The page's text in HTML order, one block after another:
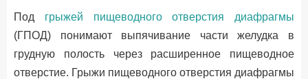
Под грыжей пищеводного отверстия диафрагмы
(ГПОД) понимают выпячивание части желудка в
грудную полость через расширенное пищеводное
отверстие. Грыжи пищеводного отверстия диафрагмы